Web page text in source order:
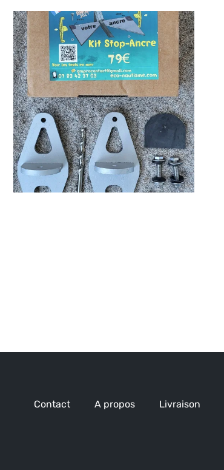
AJOUTER AU PANIER
/
DÉTAILS
Contact A propos Livraison